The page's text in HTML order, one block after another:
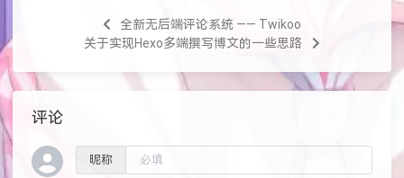
全新无后端评论系统 —— Twikoo
关于实现Hexo多端撰写博文的一些思路
评论
昵称